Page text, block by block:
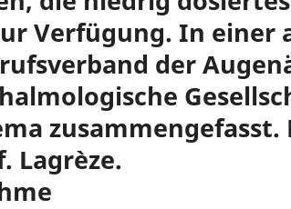
Verfügung. In einer
der
Lagrèze.